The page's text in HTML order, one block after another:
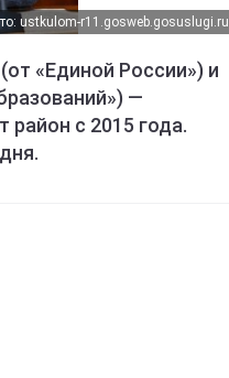
ustkulom-r11.gosweb.gosuslugi.ru
«Единой России») и
—
с 2015 года.